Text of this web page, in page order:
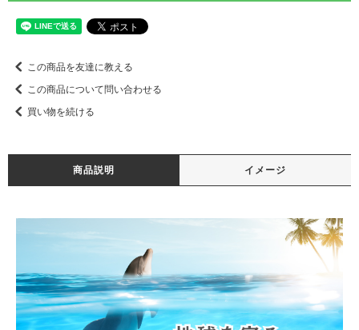
この商品を友達に教える
この商品について問い合わせる
買い物を続ける
商品説明 イメージ